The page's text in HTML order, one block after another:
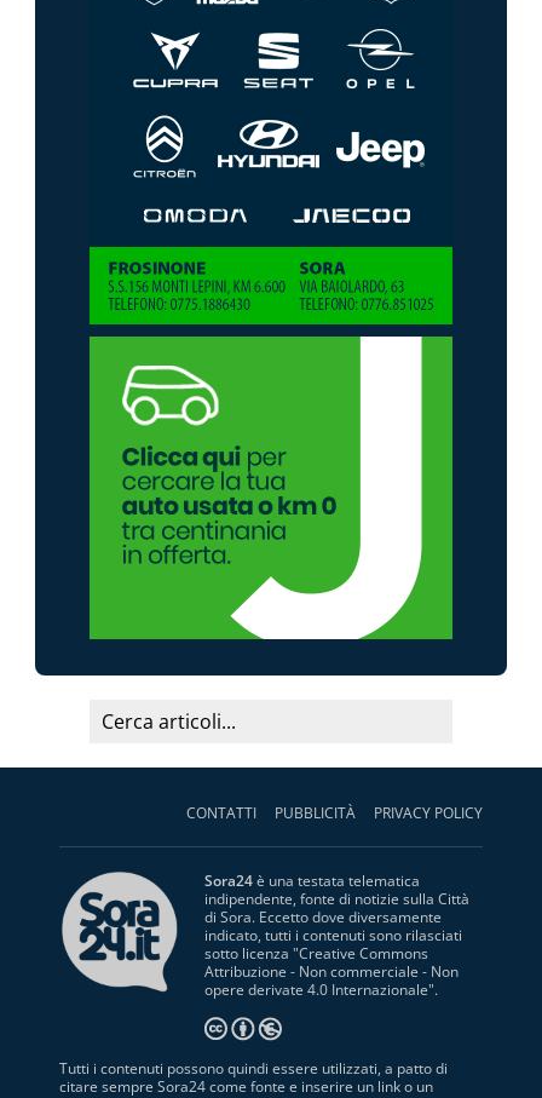
CONTATTI PUBBLICITÀ PRIVACY POLICY
Sora24è una testata telematica
indipendente, fonte di notizie sulla Città
di Sora. Eccetto dove diversamente
indicato, tutti i contenuti sono rilasciati
sotto licenza "Creative Commons
Attribuzione - Non commerciale - Non
opere derivate 4.0 Internazionale".
Tutti i contenuti possono quindi essere utilizzati, a patto di
citare sempre Sora24 come fonte e inserire un link o un